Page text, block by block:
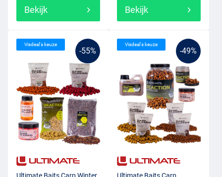
Bekijk Bekijk
-55%
Visdeal's keuze
Ultimate Baits Carp Winter
-49%
Visdeal's keuze
Ultimate Baits Carp